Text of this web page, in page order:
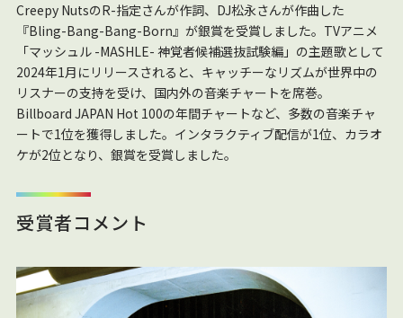
Creepy NutsのR-指定さんが作詞、DJ松永さんが作曲した
『Bling-Bang-Bang-Born』が銀賞を受賞しました。TVアニメ
「マッシュル -MASHLE- 神覚者候補選抜試験編」の主題歌として
2024年1月にリリースされると、キャッチーなリズムが世界中の
リスナーの支持を受け、国内外の音楽チャートを席巻。
Billboard JAPAN Hot 100の年間チャートなど、多数の音楽チャ
ートで1位を獲得しました。インタラクティブ配信が1位、カラオ
ケが2位となり、銀賞を受賞しました。
受賞者コメント